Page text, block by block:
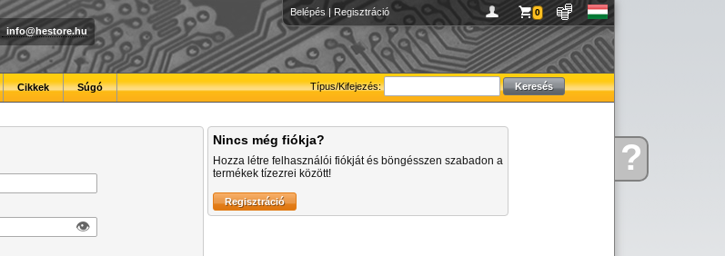
Kérdése?
Belépés | Regisztráció 0
info@hestore.hu
Típus/Kifejezés:
Cikkek Súgó
👁︎
Nincs még fiókja?
Hozza létre felhasználói fiókját és böngésszen szabadon a
termékek tízezrei között!